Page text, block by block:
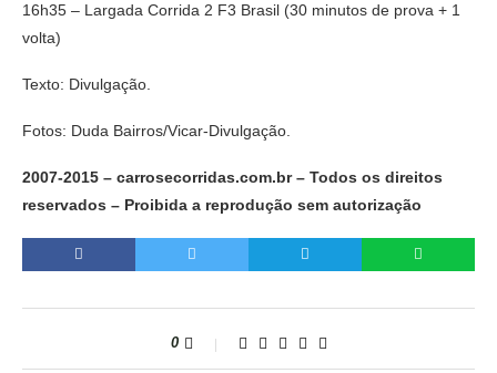
16h35 – Largada Corrida 2 F3 Brasil (30 minutos de prova + 1
volta)
Texto: Divulgação.
Fotos: Duda Bairros/Vicar-Divulgação.
2007-2015 – carrosecorridas.com.br – Todos os direitos
reservados – Proibida a reprodução sem autorização
0